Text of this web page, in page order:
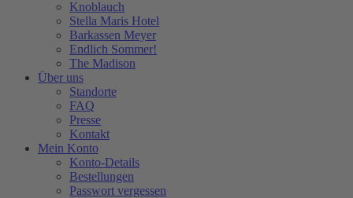
Knoblauch
Stella Maris Hotel
Barkassen Meyer
Endlich Sommer!
The Madison
Über uns
Standorte
FAQ
Presse
Kontakt
Mein Konto
Konto-Details
Bestellungen
Passwort vergessen